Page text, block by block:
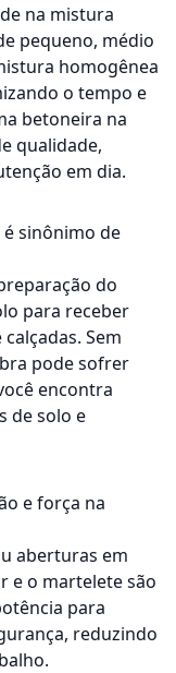
na mistura
pequeno, médio
homogênea
o tempo e
betoneira na
qualidade,
em dia.
sinônimo de
do
para receber
Sem
pode sofrer
encontra
de solo e
e força na
aberturas em
e o martelete são
para
reduzindo